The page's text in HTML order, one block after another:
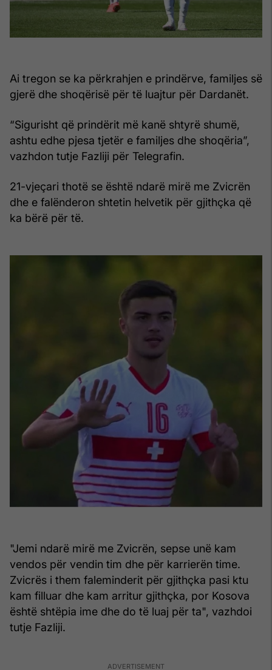
Ai tregon se ka përkrahjen e prindërve, familjes së
gjerë dhe shoqërisë për të luajtur për Dardanët.
“Sigurisht që prindërit më kanë shtyrë shumë,
ashtu edhe pjesa tjetër e familjes dhe shoqëria”,
vazhdon tutje Fazliji për Telegrafin.
21-vjeçari thotë se është ndarë mirë me Zvicrën
dhe e falënderon shtetin helvetik për gjithçka që
ka bërë për të.
"Jemi ndarë mirë me Zvicrën, sepse unë kam
vendos për vendin tim dhe për karrierën time.
Zvicrës i them faleminderit për gjithçka pasi ktu
kam filluar dhe kam arritur gjithçka, por Kosova
është shtëpia ime dhe do të luaj për ta", vazhdoi
tutje Fazliji.